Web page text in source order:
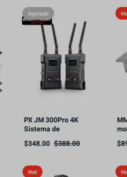
Agotado
PX JM 300Pro 4K
Sistema de
transmisión de video
inalámbrico,
HDMI, 300m
$388.00
$348.00 $
Hot